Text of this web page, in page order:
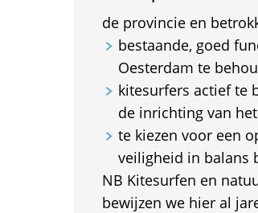
de provincie en
bestaande, goed
Oesterdam te
kitesurfers actief te
de inrichting van
te kiezen voor een
veiligheid in balans
NB Kitesurfen en
bewijzen we hier al